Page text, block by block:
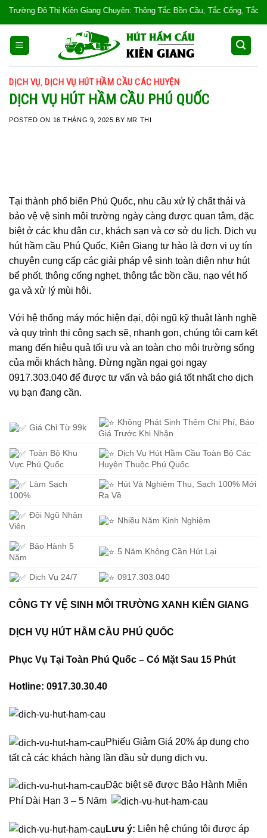
Skip
content
Chuyên: Thông Tắc Bồn Cầu, Tắc Cống, Tắc Bồn Rửa, Mùi Hôi,
DỊCH VỤ, DỊCH VỤ HÚT HẦM CẦU CÁC HUYỆN
DỊCH VỤ HÚT HẦM CẦU PHÚ QUỐC
POSTED ON 16 THÁNG 9, 2025 BY MR THI
Tại thành phố biển Phú Quốc, nhu cầu xử lý chất thải và
bảo vệ vệ sinh môi trường ngày càng được quan tâm, đặc
biệt ở các khu dân cư, khách sạn và cơ sở du lịch. Dịch vụ
hút hầm cầu Phú Quốc, Kiên Giang tự hào là đơn vị uy tín
chuyên cung cấp các giải pháp vệ sinh toàn diện như hút
bể phốt, thông cống nghẹt, thông tắc bồn cầu, nạo vét hố
ga và xử lý mùi hôi.
Với hệ thống máy móc hiện đại, đội ngũ kỹ thuật lành nghề
và quy trình thi công sạch sẽ, nhanh gọn, chúng tôi cam kết
mang đến hiệu quả tối ưu và an toàn cho môi trường sống
của mỗi khách hàng. Đừng ngần ngại gọi ngay
0917.303.040 để được tư vấn và báo giá tốt nhất cho dịch
vụ bạn đang cần.
Giá Chỉ Từ 99k
Không Phát Sinh Thêm Chi Phí, Báo
Giá Trước Khi Nhận
Toàn Bộ Khu
Vực Phú Quốc
Dịch Vụ Hút Hầm Cầu Toàn Bộ Các
Huyện Thuộc Phú Quốc
Làm Sạch
100%
Hút Và Nghiệm Thu, Sạch 100% Mới
Ra Về
Đội Ngũ Nhân
Viên
Nhiều Năm Kinh Nghiệm
Bảo Hành 5
Năm
5 Năm Không Cần Hút Lại
Dịch Vụ 24/7 0917.303.040
CÔNG TY VỆ SINH MÔI TRƯỜNG XANH KIÊN GIANG
DỊCH VỤ HÚT HẦM CẦU PHÚ QUỐC
Phục Vụ Tại Toàn Phú Quốc – Có Mặt Sau 15 Phút
Hotline: 0917.30.30.40
Phiếu Giảm Giá 20% áp dụng cho
tất cả các khách hàng lần đầu sử dụng dịch vụ.
Đặc biệt sẽ được Bảo Hành Miễn
Phí Dài Hạn 3 – 5 Năm
Lưu ý: Liên hệ chúng tôi được áp